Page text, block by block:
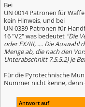
Bei
UN 0014 Patronen für
kein Hinweis, und bei
UN 0339 Patronen für
16 "V2" was bedeutet "Die
oder EX/III, .... Die Auswahl
Menge ab, die nach den
Unterabschnitt 7.5.5.2) je
Für die Pyrotechnische
Nummer nicht kenne,
Antwort auf